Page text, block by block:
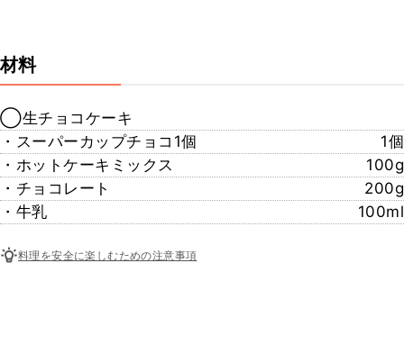
材料
◯生チョコケーキ
・スーパーカップチョコ1個
1個
・ホットケーキミックス
100g
・チョコレート
200g
・牛乳
100ml
料理を安全に楽しむための注意事項